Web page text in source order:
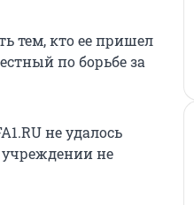
тем, кто ее пришел
по борьбе за
не удалось
не